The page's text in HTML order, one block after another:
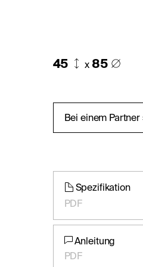
45 x 85
Bei einem Partner
Spezifikation
PDF
Anleitung
PDF